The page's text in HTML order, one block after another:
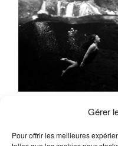
Gérer
Pour offrir les meilleures